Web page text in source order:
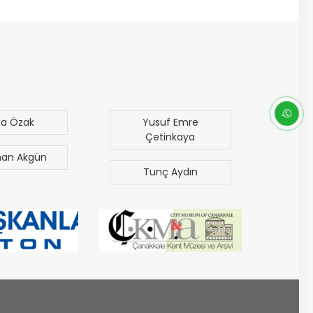
Emre
Aydın
Mümin İmer
Eray Karabacak